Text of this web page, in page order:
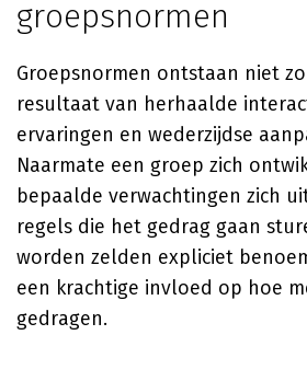
groepsnormen
Groepsnormen ontstaan niet
resultaat van herhaalde
ervaringen en wederzijdse
Naarmate een groep zich
bepaalde verwachtingen zich
regels die het gedrag gaan
worden zelden expliciet
een krachtige invloed op hoe
gedragen.